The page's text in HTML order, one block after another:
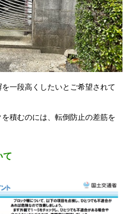
一段高くしたいとご希望されて
積むのには、転倒防止の差筋を
て